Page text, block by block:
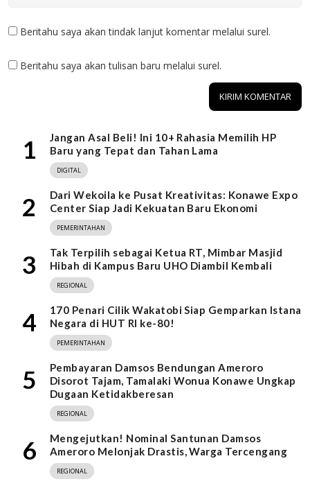
Beritahu saya akan tindak lanjut komentar melalui surel.
Beritahu saya akan tulisan baru melalui surel.
1
Jangan Asal Beli! Ini 10+ Rahasia Memilih HP
Baru yang Tepat dan Tahan Lama
DIGITAL
2
Dari Wekoila ke Pusat Kreativitas: Konawe Expo
Center Siap Jadi Kekuatan Baru Ekonomi
PEMERINTAHAN
3
Tak Terpilih sebagai Ketua RT, Mimbar Masjid
Hibah di Kampus Baru UHO Diambil Kembali
REGIONAL
4
170 Penari Cilik Wakatobi Siap Gemparkan Istana
Negara di HUT RI ke-80!
PEMERINTAHAN
5
Pembayaran Damsos Bendungan Ameroro
Disorot Tajam, Tamalaki Wonua Konawe Ungkap
Dugaan Ketidakberesan
REGIONAL
6
Mengejutkan! Nominal Santunan Damsos
Ameroro Melonjak Drastis, Warga Tercengang
REGIONAL